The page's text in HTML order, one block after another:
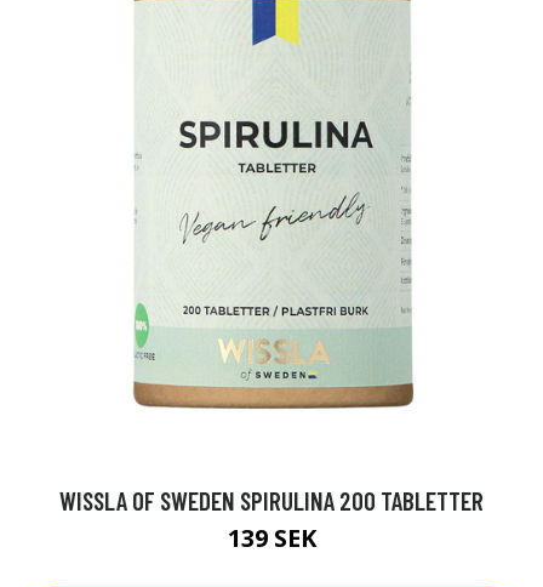
WISSLA OF SWEDEN SPIRULINA 200 TABLETTER
139 SEK